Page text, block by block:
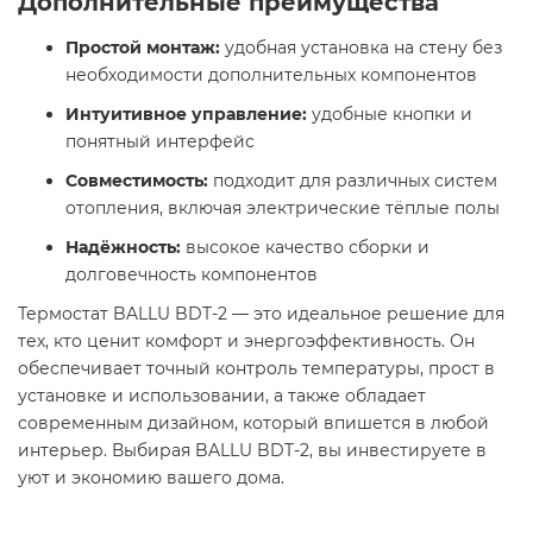
Простой монтаж: удобная установка на стену без
необходимости дополнительных компонентов
Интуитивное управление: удобные кнопки и
понятный интерфейс
Совместимость: подходит для различных систем
отопления, включая электрические тёплые полы
Надёжность: высокое качество сборки и
долговечность компонентов​
Термостат BALLU BDT-2 — это идеальное решение для
тех, кто ценит комфорт и энергоэффективность. Он
обеспечивает точный контроль температуры, прост в
установке и использовании, а также обладает
современным дизайном, который впишется в любой
интерьер. Выбирая BALLU BDT-2, вы инвестируете в
уют и экономию вашего дома.​